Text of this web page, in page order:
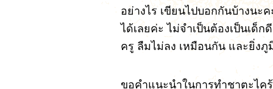
อย่างไร เขียนไปบอกกันบ้างนะ
ได้เลยค่ะ ไม่จำเป็นต้องเป็นเด็
ครู ลืมไม่ลง เหมือนกัน และยิ่งภู
ขอคำแนะนำในการทำชาตะไค